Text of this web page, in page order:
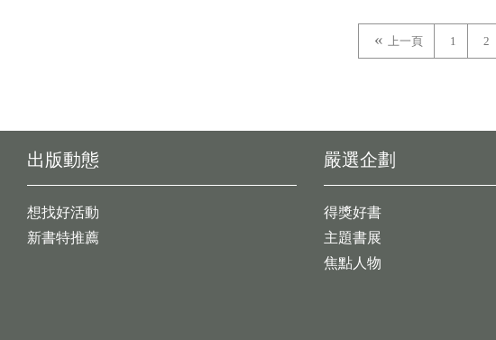
上一頁 1 2
出版動態
想找好活動
新書特推薦
嚴選企劃
得獎好書
主題書展
焦點人物